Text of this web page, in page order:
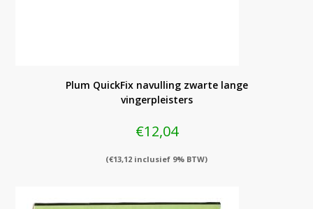
Plum QuickFix navulling zwarte lange
vingerpleisters
€12,04
(€13,12 inclusief 9% BTW)